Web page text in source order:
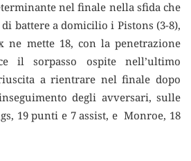
nel finale nella sfida che
battere a domicilio i Pistons (3-8),
ne mette 18, con la penetrazione
il sorpasso ospite nell’ultimo
a rientrare nel finale dopo
degli avversari, sulle
19 punti e 7 assist, e Monroe, 18